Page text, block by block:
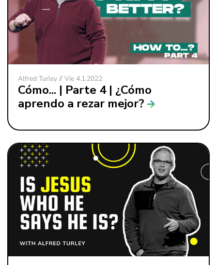
Alfred Turley // Vie 4.1.2022
Cómo... | Parte 4 | ¿Cómo
aprendo a rezar mejor?